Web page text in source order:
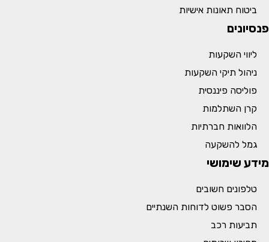
ביטוח תאונות אישיות
פנסיונים
ליווי השקעות
ניהול תיקי השקעות
פוליסה פיננסית
קרן השתלמות
הלוואות חברתיות
גמל להשקעה
מידע שימושי
טלפונים חשובים
הסבר פשוט לדוחות השנתיים
תביעות רכב